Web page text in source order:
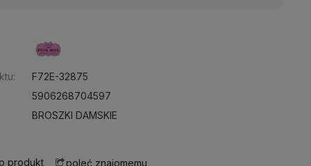
F72E-32875
5906268704597
BROSZKI DAMSKIE
produkt poleć znajomemu